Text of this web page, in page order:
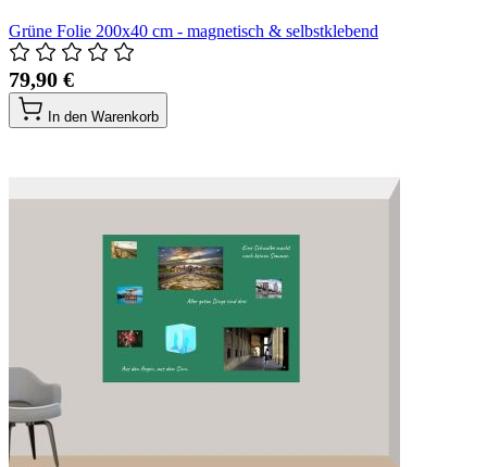
Grüne Folie 200x40 cm - magnetisch & selbstklebend
79,90 €
In den Warenkorb